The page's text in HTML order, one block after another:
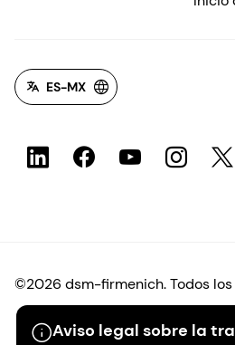
Aviso legal sobre la
ES-MX
©2026 dsm-firmenich. Todos
Protección de datos